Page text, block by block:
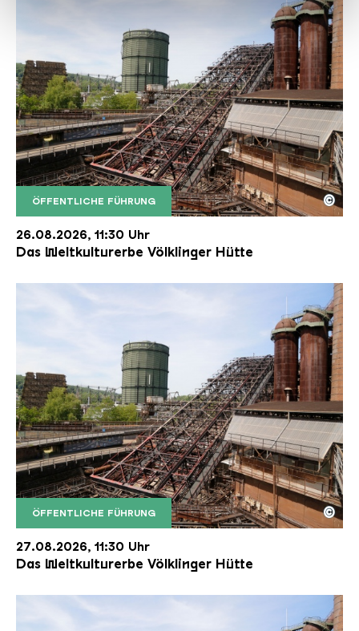
ÖFFENTLICHE FÜHRUNG
Der Erzschrägaufzug der Völklinger Hütte mit
Copyright: Weltkulturerbe Völklinger Hütte | Karl
©
26.08.2026, 11:30 Uhr
Das Weltkulturerbe Völklinger Hütte
ÖFFENTLICHE FÜHRUNG
Der Erzschrägaufzug der Völklinger Hütte mit
Copyright: Weltkulturerbe Völklinger Hütte | Karl
©
27.08.2026, 11:30 Uhr
Das Weltkulturerbe Völklinger Hütte